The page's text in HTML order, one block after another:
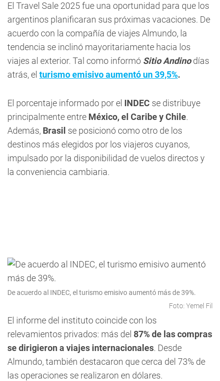
El Travel Sale 2025 fue una oportunidad para que los
argentinos planificaran sus próximas vacaciones. De
acuerdo con la compañía de viajes Almundo, la
tendencia se inclinó mayoritariamente hacia los
viajes al exterior. Tal como informó Sitio Andinodías
atrás, el turismo emisivo aumentó un 39,5%.
El porcentaje informado por el INDEC se distribuye
principalmente entre México, el Caribe y Chile.
Además, Brasil se posicionó como otro de los
destinos más elegidos por los viajeros cuyanos,
impulsado por la disponibilidad de vuelos directos y
la conveniencia cambiaria.
De acuerdo al INDEC, el turismo emisivo aumentó más de 39%.
Foto: Yemel Fil
El informe del instituto coincide con los
relevamientos privados: más del 87% de las compras
se dirigieron a viajes internacionales. Desde
Almundo, también destacaron que cerca del 73% de
las operaciones se realizaron en dólares.